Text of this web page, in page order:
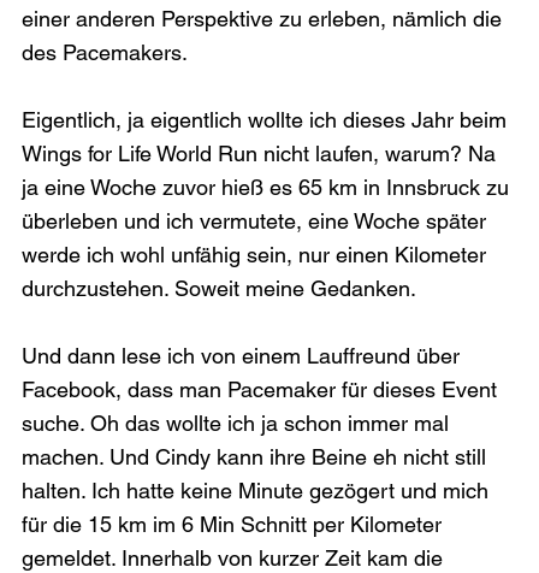
einer anderen Perspektive zu erleben, nämlich die
des Pacemakers.
Eigentlich, ja eigentlich wollte ich dieses Jahr beim
Wings for Life World Run nicht laufen, warum? Na
ja eine Woche zuvor hieß es 65 km in Innsbruck zu
überleben und ich vermutete, eine Woche später
werde ich wohl unfähig sein, nur einen Kilometer
durchzustehen. Soweit meine Gedanken.
Und dann lese ich von einem Lauffreund über
Facebook, dass man Pacemaker für dieses Event
suche. Oh das wollte ich ja schon immer mal
machen. Und Cindy kann ihre Beine eh nicht still
halten. Ich hatte keine Minute gezögert und mich
für die 15 km im 6 Min Schnitt per Kilometer
gemeldet. Innerhalb von kurzer Zeit kam die